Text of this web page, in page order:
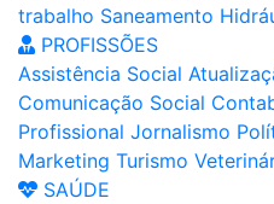
trabalho Saneamento
PROFISSÕES
Assistência Social
Comunicação Social
Profissional Jornalismo
Marketing Turismo
SAÚDE